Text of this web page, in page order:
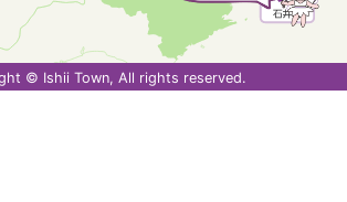
© Ishii Town, All rights reserved.